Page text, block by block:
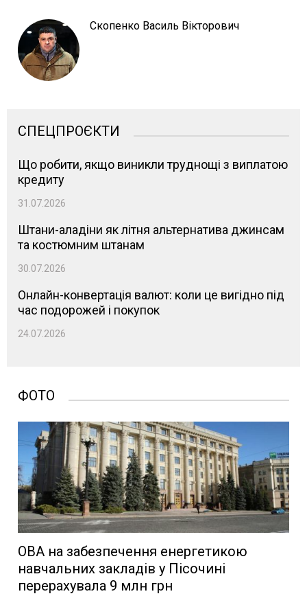
Скопенко Василь Вікторович
СПЕЦПРОЄКТИ
Що робити, якщо виникли труднощі з виплатою
кредиту
31.07.2026
Штани-аладіни як літня альтернатива джинсам
та костюмним штанам
30.07.2026
Онлайн-конвертація валют: коли це вигідно під
час подорожей і покупок
24.07.2026
ФОТО
ОВА на забезпечення енергетикою
навчальних закладів у Пісочині
перерахувала 9 млн грн